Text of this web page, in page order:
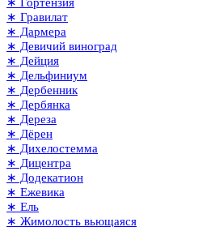
∗ Гравилат
∗ Дармера
∗ Девичий виноград
∗ Дейция
∗ Дельфиниум
∗ Дербенник
∗ Дербянка
∗ Дереза
∗ Дёрен
∗ Дихелостемма
∗ Дицентра
∗ Додекатион
∗ Ежевика
∗ Ель
∗ Жимолость вьющаяся